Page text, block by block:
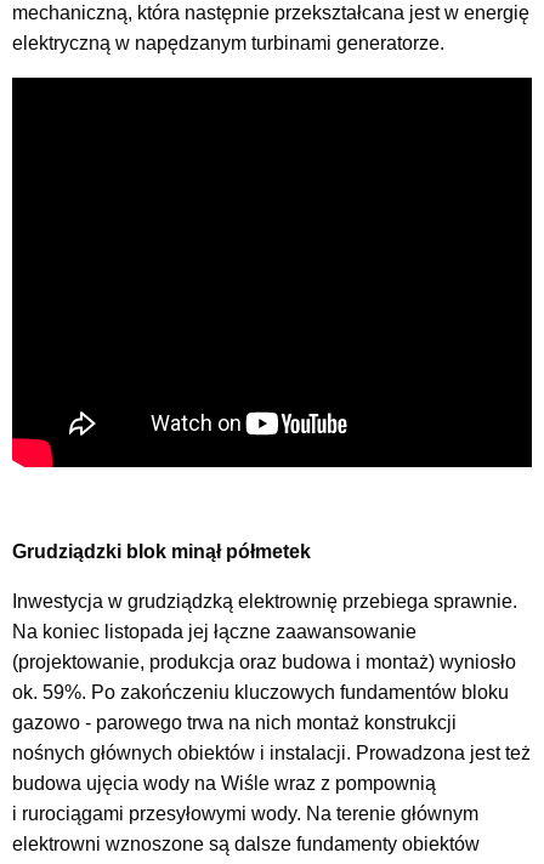
mechaniczną, która następnie przekształcana jest w energię
elektryczną w napędzanym turbinami generatorze.
Grudziądzki blok minął półmetek
Inwestycja w grudziądzką elektrownię przebiega sprawnie.
Na koniec listopada jej łączne zaawansowanie
(projektowanie, produkcja oraz budowa i montaż) wyniosło
ok. 59%. Po zakończeniu kluczowych fundamentów bloku
gazowo - parowego trwa na nich montaż konstrukcji
nośnych głównych obiektów i instalacji. Prowadzona jest też
budowa ujęcia wody na Wiśle wraz z pompownią
i rurociągami przesyłowymi wody. Na terenie głównym
elektrowni wznoszone są dalsze fundamenty obiektów